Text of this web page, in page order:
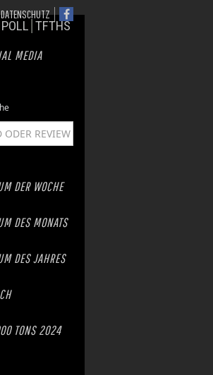
DATENSCHUTZ
POLL TFTHS
MEDIA
DER WOCHE
DES MONATS
DES JAHRES
TONS 2024